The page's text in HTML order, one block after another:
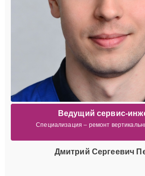
Ведущий сервис-
Специализация – ремонт
Дмитрий Сергеевич